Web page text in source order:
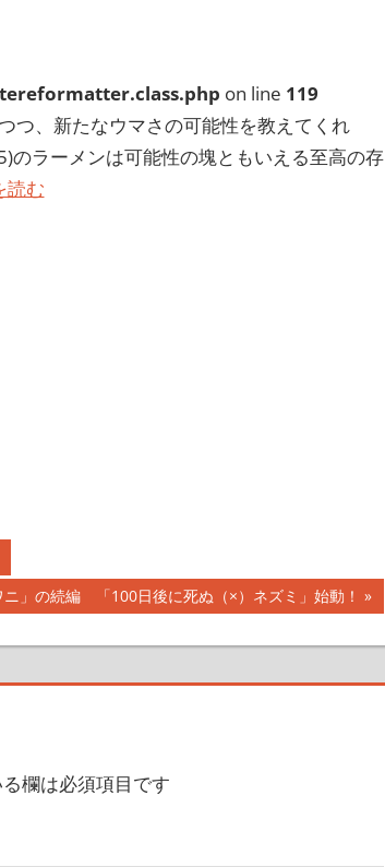
on line 119
つ、新たなウマさの可能性を教えてくれ
のラーメンは可能性の塊ともいえる至高の存
読む
」の続編 「100日後に死ぬ（×）ネズミ」始動！
欄は必須項目です